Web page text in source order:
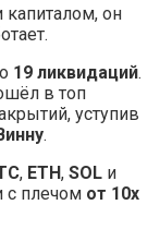
капиталом, он
19 ликвидаций.
в топ
уступив
.
, ETH, SOL и
с плечом от 10x